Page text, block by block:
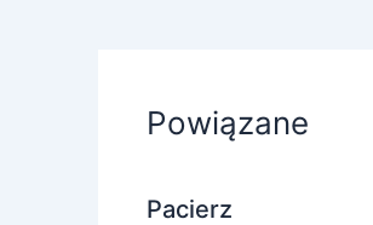
Powiązane
Pacierz